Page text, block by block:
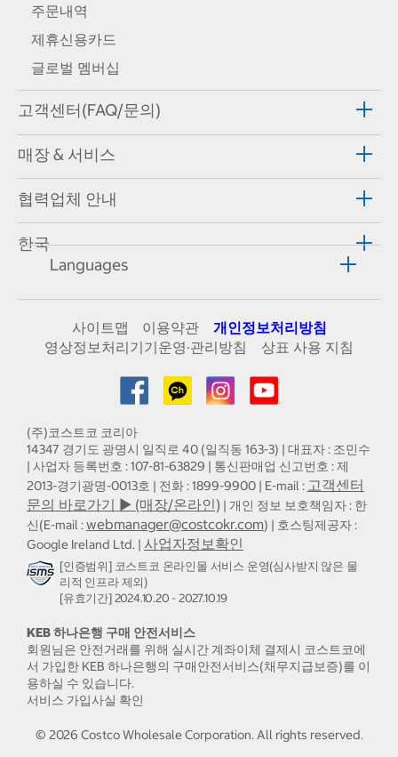
주문내역
제휴신용카드
글로벌 멤버십
고객센터(FAQ/문의)
매장 & 서비스
협력업체 안내
한국
Languages
사이트맵 이용약관
개인정보처리방침
영상정보처리기기운영·관리방침
상표 사용 지침
(주)코스트코 코리아
14347 경기도 광명시 일직로 40 (일직동 163-3) | 대표자 : 조민수
| 사업자 등록번호 : 107-81-63829 | 통신판매업 신고번호 : 제
2013-경기광명-0013호 | 전화 : 1899-9900 | E-mail : 고객센터
문의 바로가기 ▶ (매장/온라인) | 개인 정보 보호책임자 : 한
신(E-mail :webmanager@costcokr.com) | 호스팅제공자 :
Google Ireland Ltd. | 사업자정보확인
[인증범위] 코스트코 온라인몰 서비스 운영(심사받지 않은 물
리적 인프라 제외)
[유효기간] 2024.10.20 - 2027.10.19
KEB 하나은행 구매 안전서비스
회원님은 안전거래를 위해 실시간 계좌이체 결제시 코스트코에
서 가입한 KEB 하나은행의 구매안전서비스(채무지급보증)를 이
용하실 수 있습니다.
서비스 가입사실 확인
© 2026 Costco Wholesale Corporation.All rights reserved.